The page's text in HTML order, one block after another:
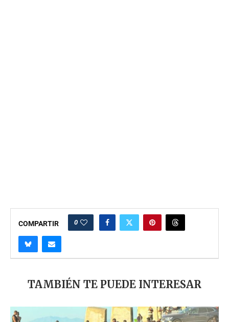
COMPARTIR 0
TAMBIÉN TE PUEDE INTERESAR